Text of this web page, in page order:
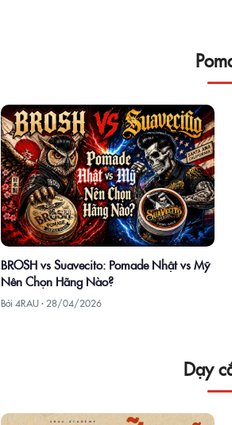
BROSH vs Suavecito: Pomade Nhật vs Mỹ
Nên Chọn Hãng Nào?
Bởi 4RAU · 28/04/2026
Dạy